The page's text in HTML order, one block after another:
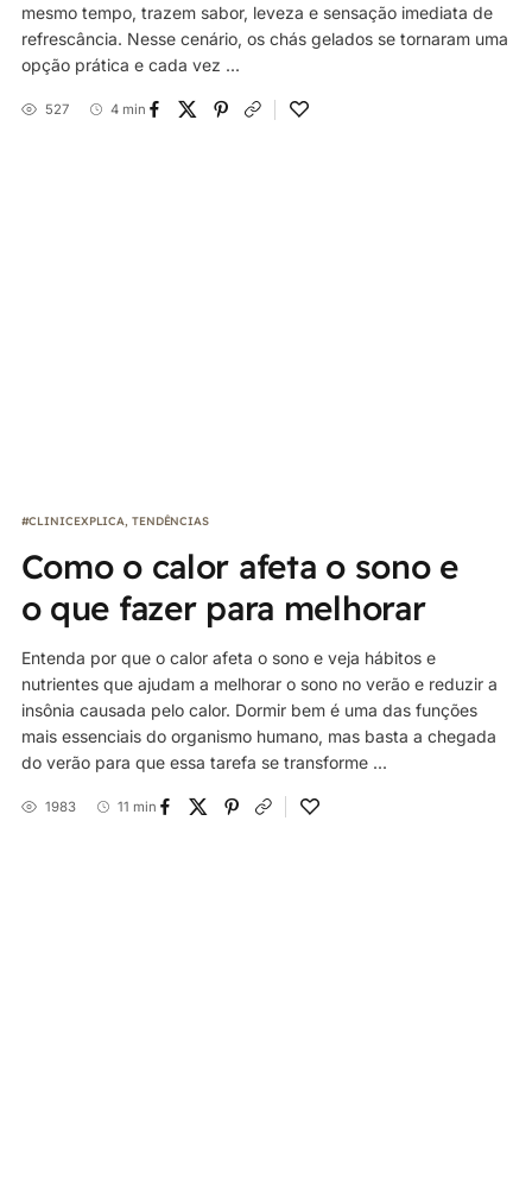
mesmo tempo, trazem sabor, leveza e sensação imediata de
refrescância. Nesse cenário, os chás gelados se tornaram uma
opção prática e cada vez ...
527 4 min
#CLINICEXPLICA TENDÊNCIAS
Como o calor afeta o sono e
o que fazer para melhorar
Entenda por que o calor afeta o sono e veja hábitos e
nutrientes que ajudam a melhorar o sono no verão e reduzir a
insônia causada pelo calor. Dormir bem é uma das funções
mais essenciais do organismo humano, mas basta a chegada
do verão para que essa tarefa se transforme ...
1983 11 min